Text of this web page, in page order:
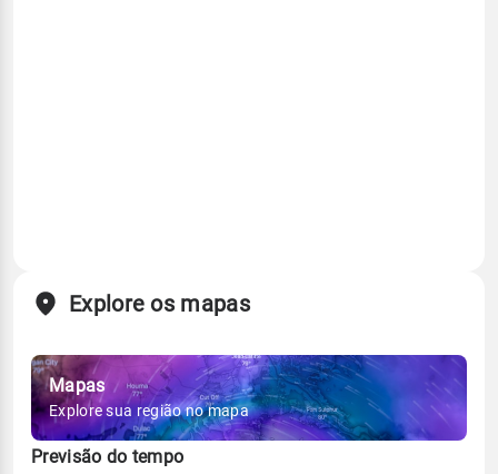
Explore os mapas
Mapas
Explore sua região no mapa
Previsão do tempo